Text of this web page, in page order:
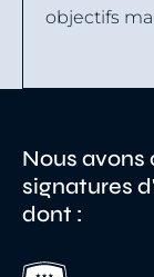
objectifs
Nous avons
signatures
dont :